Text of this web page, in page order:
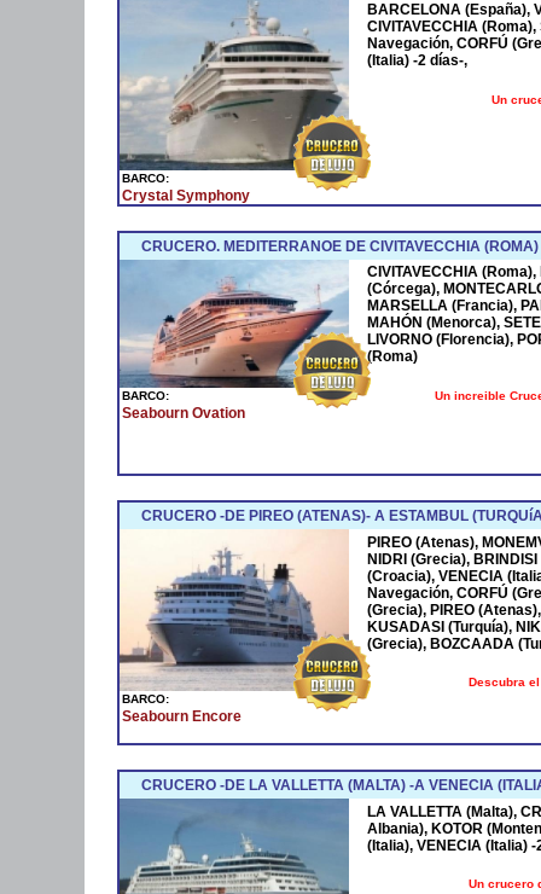
BARCO:
Crystal Symphony
BARCELONA (España),
CIVITAVECCHIA
Navegación, CORFÚ
(Italia) -2 días-,
Un
CRUCERO. MEDITERRANOE DE CIVITAVECCHIA (ROMA)
BARCO:
Seabourn Ovation
CIVITAVECCHIA
(Córcega),
MARSELLA (Francia),
MAHÓN (Menorca),
LIVORNO (Florencia),
(Roma)
Un increible
CRUCERO -DE PIREO (ATENAS)- A ESTAMBUL
BARCO:
Seabourn Encore
PIREO (Atenas),
NIDRI (Grecia),
(Croacia), VENECIA
Navegación, CORFÚ
(Grecia), PIREO
KUSADASI (Turquía),
(Grecia), BOZCAADA
Descubra
CRUCERO -DE LA VALLETTA (MALTA) -A VENECIA
LA VALLETTA (Malta),
Albania), KOTOR
(Italia), VENECIA (Italia) -
Un crucero